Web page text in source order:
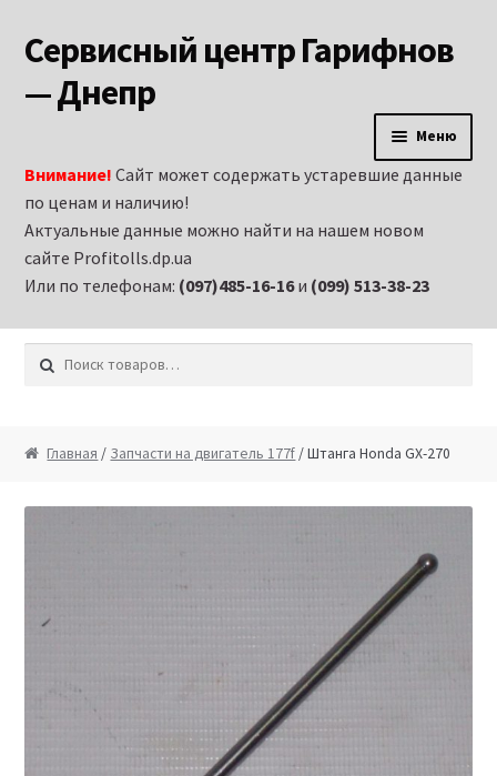
Перейти к навигации
Перейти к содержимому
Сервисный центр Гарифнов
— Днепр
Меню
Аренда строительного оборудования и
электроинструмента в Днепропетровске
Витрина
Запчасти на бензиновые двигатели
Запчасти на виброплиты
Запчасти на дизельные двигатели
Запчасти на мотоблоки
Запчасти на мотопомпы
Внимание! Сайт может содержать устаревшие данные
по ценам и наличию!
Актуальные данные можно найти на нашем новом
сайте Profitolls.dp.ua
Или по телефонам: (097)485-16-16и (099) 513-38-23
Искать:
Главная / Запчасти на двигатель 177f / Штанга Honda GX-270